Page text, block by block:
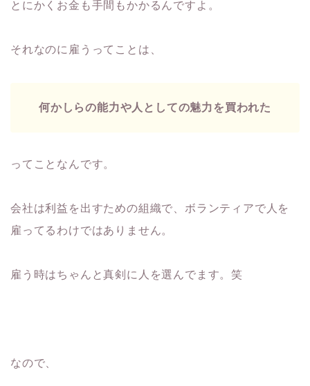
とにかくお金も手間もかかるんですよ。
それなのに雇うってことは、
何かしらの能力や人としての魅力を買われた
ってことなんです。
会社は利益を出すための組織で、ボランティアで人を
雇ってるわけではありません。
雇う時はちゃんと真剣に人を選んでます。笑
なので、